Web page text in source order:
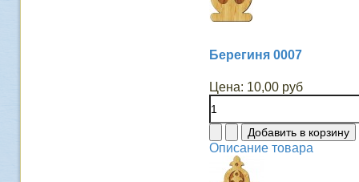
Берегиня 0007
Цена: 10,00 руб
Описание товара